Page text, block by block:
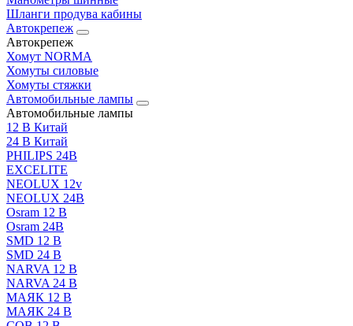
Шланги продува кабины
Автокрепеж
Автокрепеж
Хомут NORMA
Хомуты силовые
Хомуты стяжки
Автомобильные лампы
Автомобильные лампы
12 В Китай
24 В Китай
PHILIPS 24В
EXCELITE
NEOLUX 12v
NEOLUX 24В
Osram 12 В
Osram 24В
SMD 12 В
SMD 24 В
NARVA 12 В
NARVA 24 В
МАЯК 12 В
МАЯК 24 В